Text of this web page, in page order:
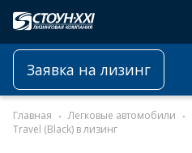
Заявка на лизинг
Главная Легковые автомобили
Travel (Black) в лизинг